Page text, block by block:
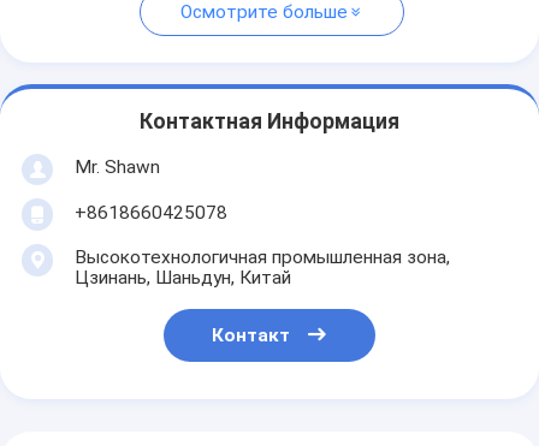
Осмотрите больше
Контактная Информация
Mr. Shawn
+8618660425078
Высокотехнологичная промышленная зона,
Цзинань, Шаньдун, Китай
Контакт